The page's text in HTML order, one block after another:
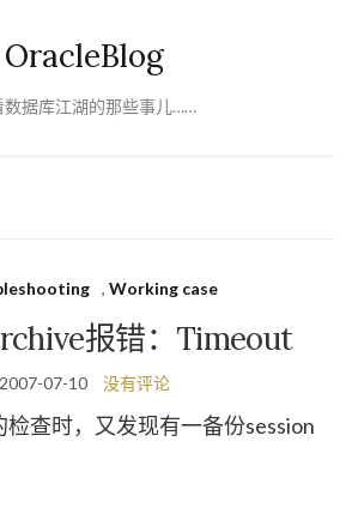
OracleBlog
数据库江湖的那些事儿……
, Working case
报错：Timeout
2007-07-10 没有评论
查时，又发现有一备份session